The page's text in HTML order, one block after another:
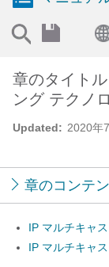
Updated: 2020年
章のタイト
ング テクノ
章のコンテ
IP マルチキャ
IP マルチキャ